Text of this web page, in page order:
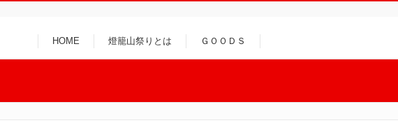
HOME 燈籠山祭りとは ＧＯＯＤＳ